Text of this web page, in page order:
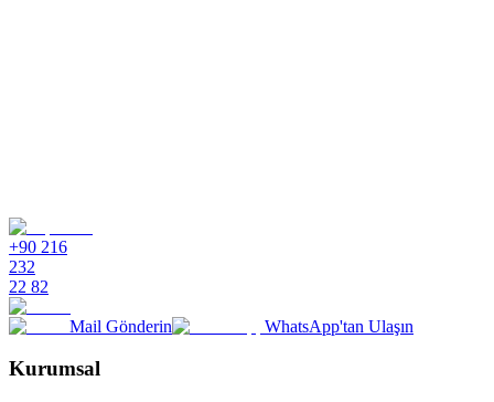
+90 216
232
22 82
Mail Gönderin WhatsApp'tan Ulaşın
Kurumsal